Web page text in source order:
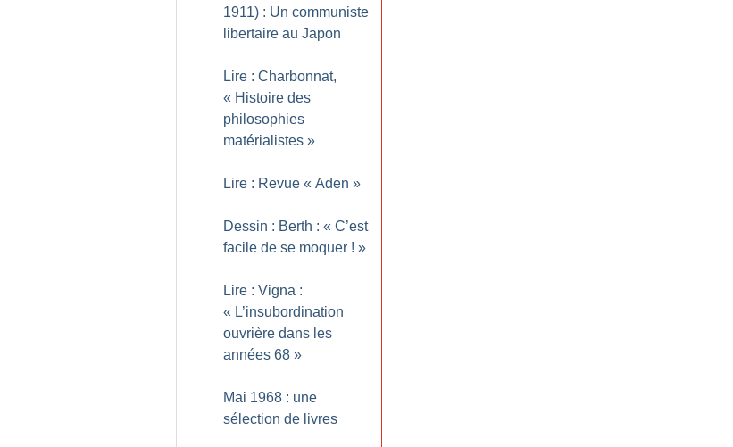
1911) : Un communiste
libertaire au Japon
Lire : Charbonnat,
« Histoire des
philosophies
matérialistes »
Lire : Revue « Aden »
Dessin : Berth : « C’est
facile de se moquer ! »
Lire : Vigna :
« L’insubordination
ouvrière dans les
années 68 »
Mai 1968 : une
sélection de livres